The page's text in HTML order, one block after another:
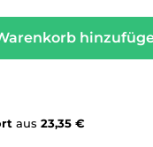
aus 23,35 €